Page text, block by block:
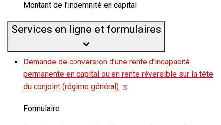
Montant de l’indemnité en capital
Services en ligne et formulaires
Demande de conversion d’une rente d’incapacité
permanente en capital ou en rente réversible sur la tête
du conjoint (régime général)
Formulaire